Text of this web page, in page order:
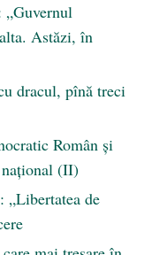
„Guvernul
Astăzi, în
dracul, pînă treci
Român şi
(II)
de